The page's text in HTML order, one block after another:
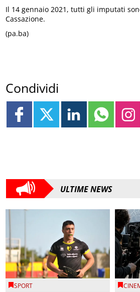
Il 14 gennaio 2021, tutti gli imputati
Cassazione.
(pa.ba)
Condividi
ULTIME NEWS
SPORT